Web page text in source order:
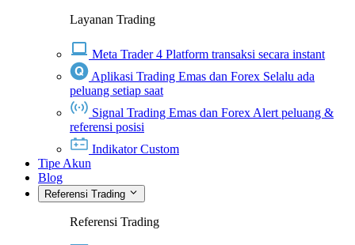
Layanan Trading
Meta Trader 4 Platform transaksi secara instant
Aplikasi Trading Emas dan Forex Selalu ada
peluang setiap saat
Signal Trading Emas dan Forex Alert peluang &
referensi posisi
Indikator Custom
Tipe Akun
Blog
Referensi Trading
Referensi Trading